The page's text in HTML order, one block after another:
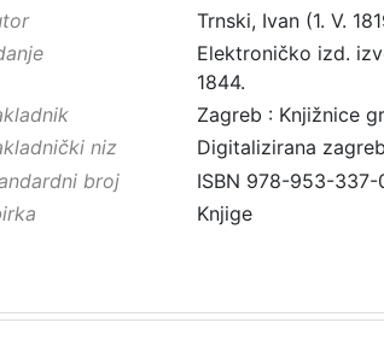
Trnski, Ivan (1. V.
Elektroničko izd.
1844.
Zagreb : Knjižnice
niz
Digitalizirana
broj
ISBN 978-953-337-
Knjige